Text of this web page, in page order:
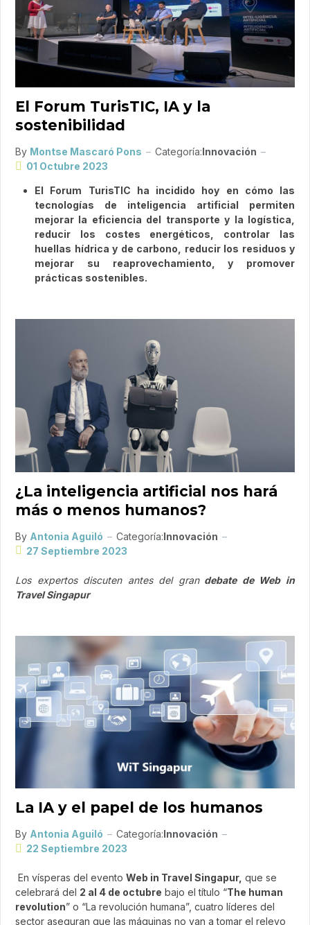
El Forum TurisTIC, IA y la
sostenibilidad
By Montse Mascaró Pons Categoría: Innovación
01 Octubre 2023
El Forum TurisTIC ha incidido hoy en cómo las
tecnologías de inteligencia artificial permiten
mejorar la eficiencia del transporte y la logística,
reducir los costes energéticos, controlar las
huellas hídrica y de carbono, reducir los residuos y
mejorar su reaprovechamiento, y promover
prácticas sostenibles.
¿La inteligencia artificial nos hará
más o menos humanos?
By Antonia Aguiló Categoría:Innovación
27 Septiembre 2023
Los expertos discuten antes del grandebate de Web in
Travel Singapur
La IA y el papel de los humanos
By Antonia Aguiló Categoría:Innovación
22 Septiembre 2023
En vísperas del evento Web in Travel Singapur, que se
celebrará del 2 al 4 de octubre bajo el título “The human
revolution” o “La revolución humana”, cuatro líderes del
sector aseguran que las máquinas no van a tomar el relevo